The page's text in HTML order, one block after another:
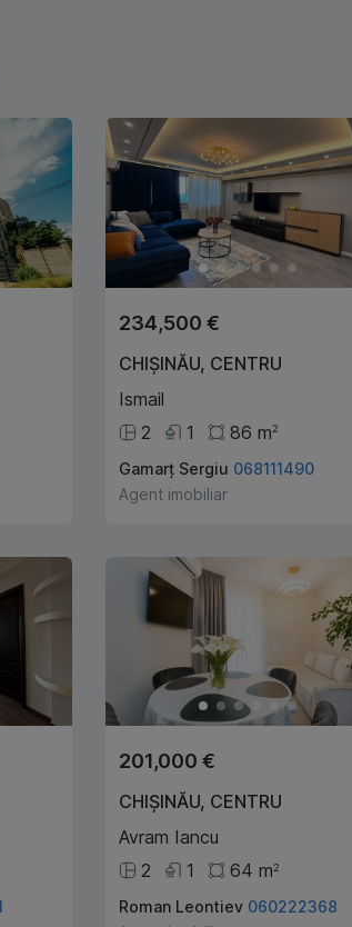
234,500 €
CHIȘINĂU, CENTRU
Ismail
2
1 86 m2
Gamarț Sergiu 068111490
Agent imobiliar
201,000 €
CHIȘINĂU, CENTRU
Avram Iancu
2
1 64 m2
Roman Leontiev 060222368